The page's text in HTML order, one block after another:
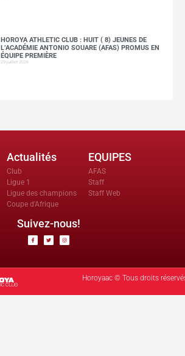
HOROYA ATHLETIC CLUB : HUIT ( 8) JEUNES DE
L’ACADÉMIE ANTONIO SOUARE (AFAS) PROMUS EN
ÉQUIPE PREMIÈRE
29 juillet 2026
Actualités
Club
Ligue 1
Ligue des champions
Coupe d'Afrique
EQUIPES
AFAS
Staff
Staff Web
Suivez-nous!
Horoyaac © Tous droits